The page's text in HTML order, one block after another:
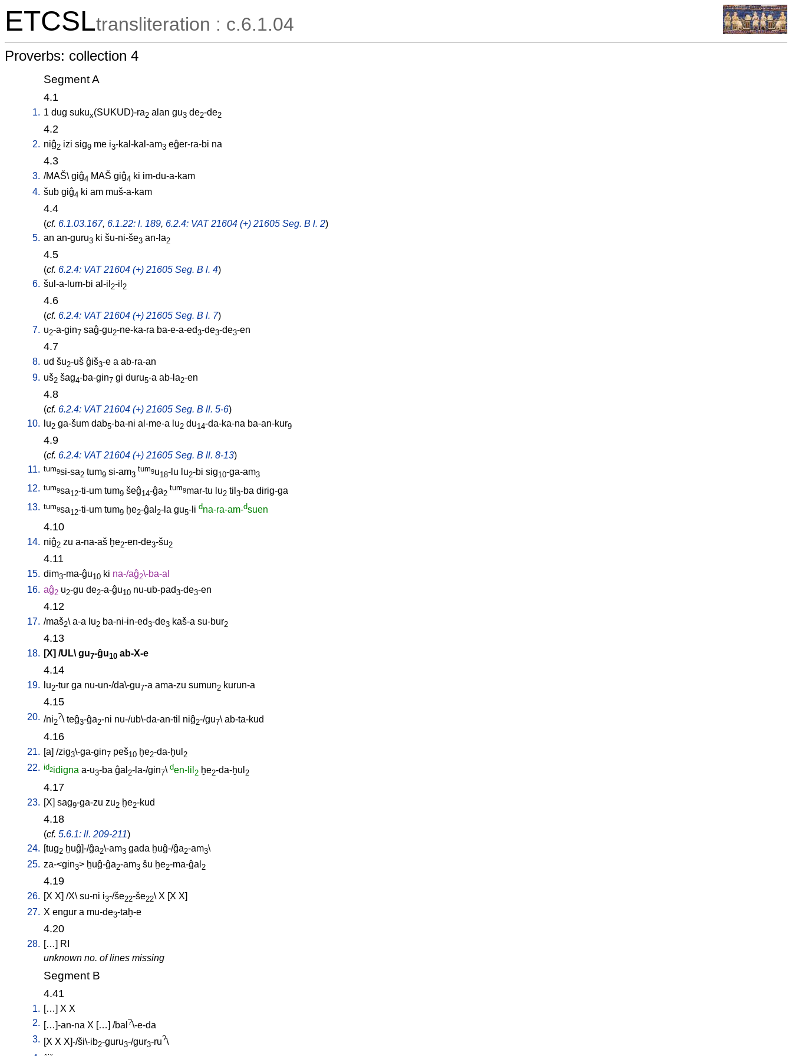
ETCSLtransliteration : c.6.1.04
Proverbs: collection 4
Segment A
4.1
1. 1 dug sukux(SUKUD)-ra2 alan gu3 de2-de2
4.2
2. niĝ2 izi sig9 me i3-kal-kal-am3 eĝer-ra-bi na
4.3
3. /MAŠ\ giĝ4 MAŠ giĝ4 ki im-du-a-kam
4. šub giĝ4 ki am muš-a-kam
4.4
(cf. 6.1.03.167, 6.1.22: l. 189, 6.2.4: VAT 21604 (+) 21605 Seg. B l. 2)
5. an an-guru3 ki šu-ni-še3 an-la2
4.5
(cf. 6.2.4: VAT 21604 (+) 21605 Seg. B l. 4)
6. šul-a-lum-bi al-il 2-il 2
4.6
(cf. 6.2.4: VAT 21604 (+) 21605 Seg. B l. 7)
7. u2-a-gin7 saĝ-gu2-ne-ka-ra ba-e-a-ed3-de3-de3-en
4.7
8. ud šu2-uš ĝiš3-e a ab-ra-an
9. uš2 šag4-ba-gin7 gi duru5-a ab-la2-en
4.8
(cf. 6.2.4: VAT 21604 (+) 21605 Seg. B ll. 5-6)
10.
lu2 ga-šum dab5-ba-ni al-me-a lu2 du14-da-ka-na ba-an-kur9
4.9
(cf. 6.2.4: VAT 21604 (+) 21605 Seg. B ll. 8-13)
11. tum9si-sa2 tum9 si-am3
tum9u18-lu lu2-bi sig10-ga-am3
12. tum9sa12-ti-um tum9 šeĝ14-ĝa2
tum9mar-tu lu2 til 3-ba dirig-ga
13. tum9sa12-ti-um tum9 ḫe2-ĝal 2-la gu5-li dna-ra-am-dsuen
4.10
14. niĝ2 zu a-na-aš ḫe2-en-de3-šu2
4.11
15. dim3-ma-ĝu10 ki na-/aĝ2\-ba-al
16. aĝ2 u2-gu de2-a-ĝu10 nu-ub-pad3-de3-en
4.12
17. /maš2\ a-a lu2 ba-ni-in-ed3-de3 kaš-a su-bur2
4.13
18. [X] /UL\ gu7-ĝu10 ab-X-e
4.14
19. lu2-tur ga nu-un-/da\-gu7-a ama-zu sumun2 kurun-a
4.15
20. /ni2
?\ teĝ3-ĝa2-ni nu-/ub\-da-an-til niĝ2-/gu7\ ab-ta-kud
4.16
21. [a] /zig3\-ga-gin7 peš10 ḫe2-da-ḫul 2
22. id2idigna a-u3-ba ĝal 2-la-/gin7\ den-lil 2 ḫe2-da-ḫul 2
4.17
23. [X] sag9-ga-zu zu2 ḫe2-kud
4.18
(cf. 5.6.1: ll. 209-211)
24. [tug2 ḫuĝ]-/ĝa2\-am3 gada ḫuĝ-/ĝa2-am3\
25. za-<gin3> ḫuĝ-ĝa2-am3 šu ḫe2-ma-ĝal 2
4.19
26. [X X] /X\ su-ni i3-/še22-še22\ X [X X]
27. X engur a mu-de3-taḫ-e
4.20
28. […] RI
unknown no. of lines missing
Segment B
4.41
1. […] X X
2. […]-an-na X […] /bal ?\-e-da
3. [X X X]-/ši\-ib2-guru3-/gur3-ru?\